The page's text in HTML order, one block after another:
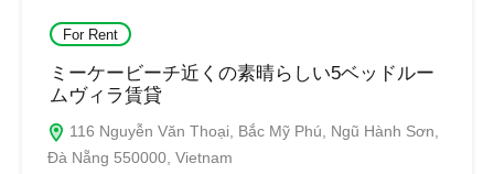
For Rent
ミーケービーチ近くの素晴らしい5ベッドルー
ムヴィラ賃貸
116 Nguyễn Văn Thoại, Bắc Mỹ Phú, Ngũ Hành Sơn,
Đà Nẵng 550000, Vietnam